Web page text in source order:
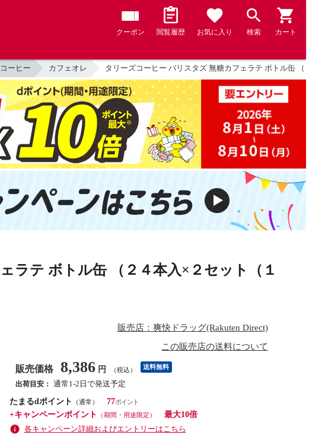
クーポン 閲覧履歴 お気に入り 検索 カート
コーヒー カフェオレ タリーズコーヒー バリスタズ 無糖カフェラテ ボトル缶 （２
ラテ ボトル缶 （２４本入×２セット（１
販売店：爽快ドラッグ(Rakuten Direct)
この販売店の送料について
販売価格 8,386 円 （税込） 送料無料
出荷目安： 通常1-2日で発送予定
たまるdポイント
（通常）
77
+キャンペーンポイント
（期間・用途限定）
最大10倍
各キャンペーン詳細およびエントリーはこちら